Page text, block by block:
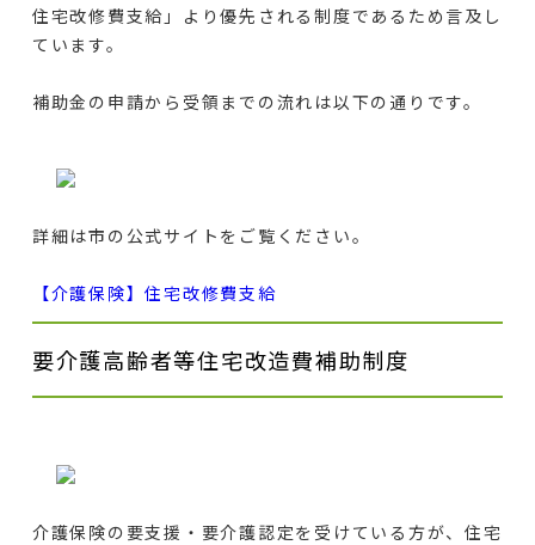
住宅改修費支給」より優先される制度であるため言及し
ています。
補助金の申請から受領までの流れは以下の通りです。
詳細は市の公式サイトをご覧ください。
【介護保険】住宅改修費支給
要介護高齢者等住宅改造費補助制度
介護保険の要支援・要介護認定を受けている方が、住宅